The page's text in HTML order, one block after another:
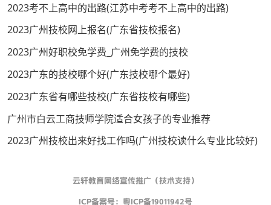
2023考不上高中的出路(江苏中考考不上高中的出路)
2023广州技校网上报名(广东省技校报名)
2023广州好职校免学费_广州免学费的技校
2023广东的技校哪个好(广东技校哪个最好)
2023广东省有哪些技校(广东省技校有哪些)
广州市白云工商技师学院适合女孩子的专业推荐
2023广州技校出来好找工作吗(广州技校读什么专业比较好)
云轩教育网络宣传推广（技术支持）
ICP备案号： 粤ICP备19011942号